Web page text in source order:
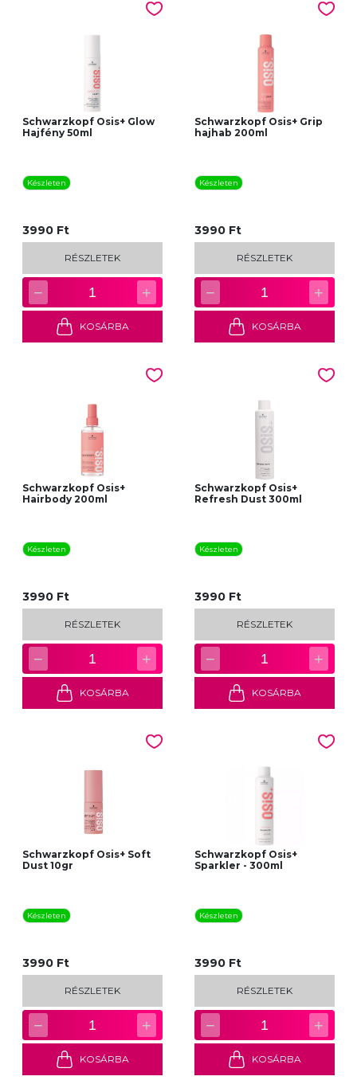
Schwarzkopf Osis+ Glow
Hajfény 50ml
Készleten
3990 Ft
RÉSZLETEK
− 1 +
KOSÁRBA
Schwarzkopf Osis+ Grip
hajhab 200ml
Készleten
3990 Ft
RÉSZLETEK
− 1 +
KOSÁRBA
Schwarzkopf Osis+
Hairbody 200ml
Készleten
3990 Ft
RÉSZLETEK
− 1 +
KOSÁRBA
Schwarzkopf Osis+
Refresh Dust 300ml
Készleten
3990 Ft
RÉSZLETEK
− 1 +
KOSÁRBA
Schwarzkopf Osis+ Soft
Dust 10gr
Készleten
3990 Ft
RÉSZLETEK
− 1 +
KOSÁRBA
Schwarzkopf Osis+
Sparkler - 300ml
Készleten
3990 Ft
RÉSZLETEK
− 1 +
KOSÁRBA